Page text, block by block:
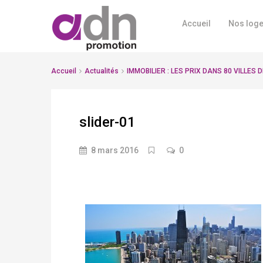
Accueil Nos
Accueil Actualités IMMOBILIER : LES PRIX DANS 80 VILLES
slider-01
8 mars 2016 0